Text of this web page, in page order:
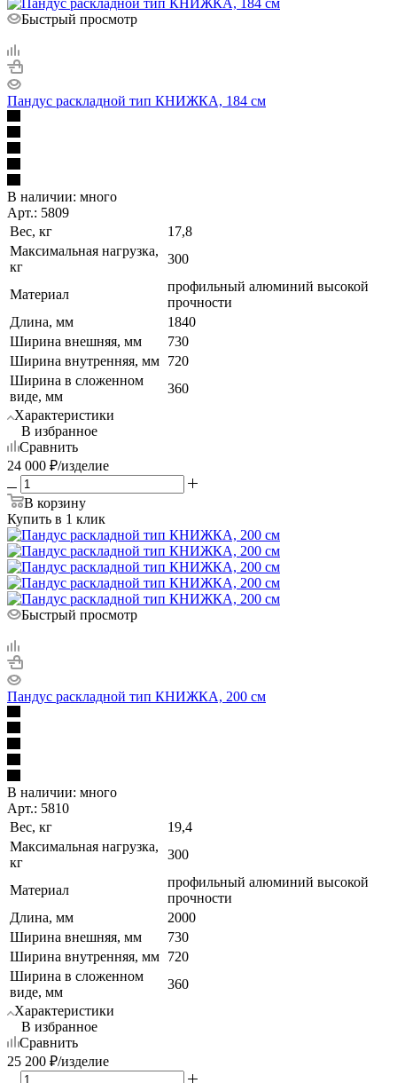
Быстрый просмотр
Пандус раскладной тип КНИЖКА, 184 см
В наличии: много
Арт.: 5809
Вес, кг
17,8
Максимальная нагрузка,
кг
300
Материал
профильный алюминий высокой
прочности
Длина, мм
1840
Ширина внешняя, мм
730
Ширина внутренняя, мм 720
Ширина в сложенном
виде, мм
360
Характеристики
В избранное
Сравнить
24 000 ₽/изделие
В корзину
Купить в 1 клик
Быстрый просмотр
Пандус раскладной тип КНИЖКА, 200 см
В наличии: много
Арт.: 5810
Вес, кг
19,4
Максимальная нагрузка,
кг
300
Материал
профильный алюминий высокой
прочности
Длина, мм
2000
Ширина внешняя, мм
730
Ширина внутренняя, мм 720
Ширина в сложенном
виде, мм
360
Характеристики
В избранное
Сравнить
25 200 ₽/изделие